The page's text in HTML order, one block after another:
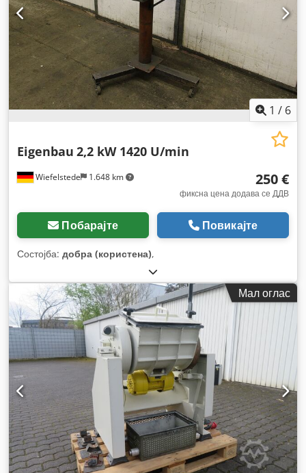
1 / 6
Wiefelstede 1.648 km
Eigenbau 2,2 kW 1420 U/min
250 €
фиксна цена додава се ДДВ
Побарајте Повикајте
Состојба: добра (користена),
Мал оглас